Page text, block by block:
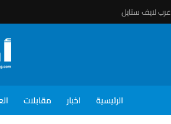
عرب لايف ستايل
الرئيسية اخبار مقابلات